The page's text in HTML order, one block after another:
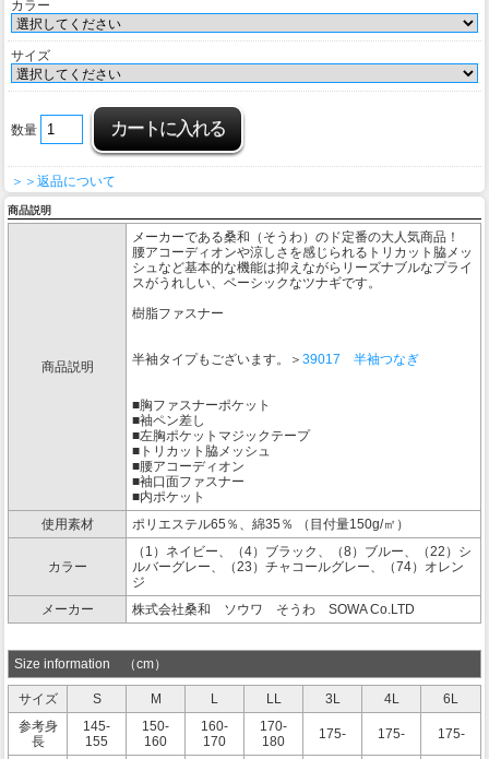
カラー
サイズ
数量
＞＞返品について
商品説明
商品説明
メーカーである桑和（そうわ）のド定番の大人気商品！
腰アコーディオンや涼しさを感じられるトリカット脇メッ
シュなど基本的な機能は抑えながらリーズナブルなプライ
スがうれしい、ベーシックなツナギです。
樹脂ファスナー
半袖タイプもございます。＞ 39017 半袖つなぎ
■胸ファスナーポケット
■袖ペン差し
■左胸ポケットマジックテープ
■トリカット脇メッシュ
■腰アコーディオン
■袖口面ファスナー
■内ポケット
使用素材
ポリエステル65％、綿35％ （目付量150g/㎡）
カラー
（1）ネイビー、（4）ブラック、（8）ブルー、（22）シ
ルバーグレー、（23）チャコールグレー、（74）オレン
ジ
メーカー
株式会社桑和 ソウワ そうわ SOWA Co.LTD
Size information （cm）
サイズ S M L LL 3L 4L
6L
参考身
長
145-
155
150-
160
160-
170
170-
180
175- 175- 175-